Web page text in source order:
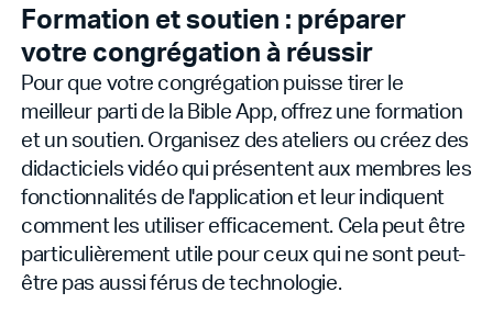
Formation et soutien : préparer
votre congrégation à réussir
Pour que votre congrégation puisse tirer le
meilleur parti de la Bible App, offrez une formation
et un soutien. Organisez des ateliers ou créez des
didacticiels vidéo qui présentent aux membres les
fonctionnalités de l'application et leur indiquent
comment les utiliser efficacement. Cela peut être
particulièrement utile pour ceux qui ne sont peut-
être pas aussi férus de technologie.